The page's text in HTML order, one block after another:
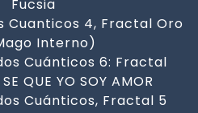
Fucsia
Cuanticos 4, Fractal Oro
Interno)
Cuánticos 6: Fractal
QUE YO SOY AMOR
Cuánticos, Fractal 5